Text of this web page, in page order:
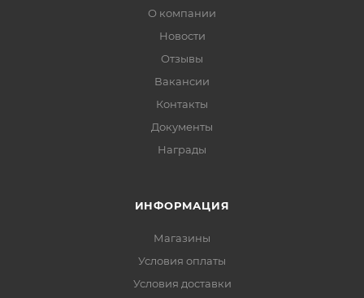
О компании
Новости
Отзывы
Вакансии
Контакты
Документы
Награды
ИНФОРМАЦИЯ
Магазины
Условия оплаты
Условия доставки